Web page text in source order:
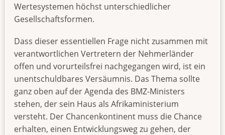
Wertesystemen höchst unterschiedlicher
Gesellschaftsformen.
Dass dieser essentiellen Frage nicht zusammen mit
verantwortlichen Vertretern der Nehmerländer
offen und vorurteilsfrei nachgegangen wird, ist ein
unentschuldbares Versäumnis. Das Thema sollte
ganz oben auf der Agenda des BMZ-Ministers
stehen, der sein Haus als Afrikaministerium
versteht. Der Chancenkontinent muss die Chance
erhalten, einen Entwicklungsweg zu gehen, der